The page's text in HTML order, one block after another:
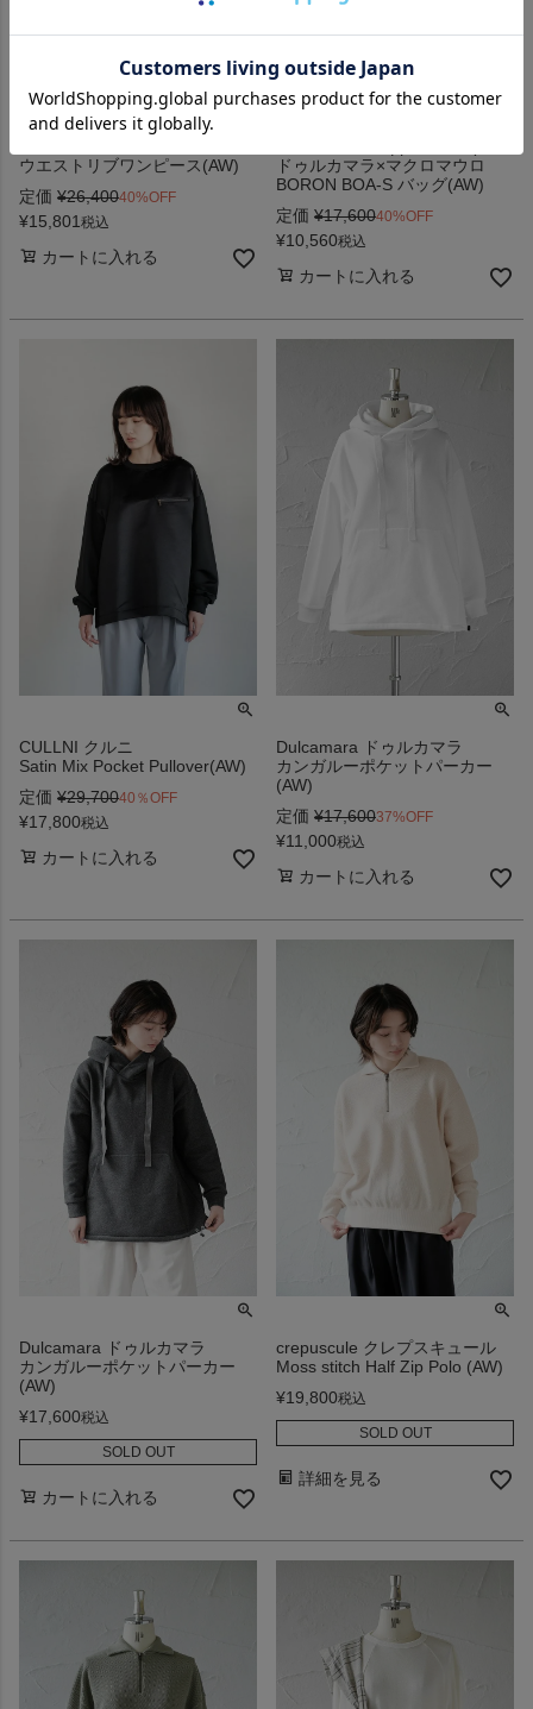
ウエストリブワンピース(AW)
定価 ¥26,40040%OFF
¥15,801税込
カートに入れる
ドゥルカマラ×マクロマウロ
BORON BOA-S バッグ(AW)
定価 ¥17,60040%OFF
¥10,560税込
カートに入れる
CULLNI クルニ
Satin Mix Pocket Pullover(AW)
定価 ¥29,70040％OFF
¥17,800税込
カートに入れる
Dulcamara ドゥルカマラ
カンガルーポケットパーカー
(AW)
定価 ¥17,60037%OFF
¥11,000税込
カートに入れる
Dulcamara ドゥルカマラ
カンガルーポケットパーカー
(AW)
¥17,600税込
SOLD OUT
カートに入れる
crepuscule クレプスキュール
Moss stitch Half Zip Polo (AW)
¥19,800税込
SOLD OUT
詳細を見る